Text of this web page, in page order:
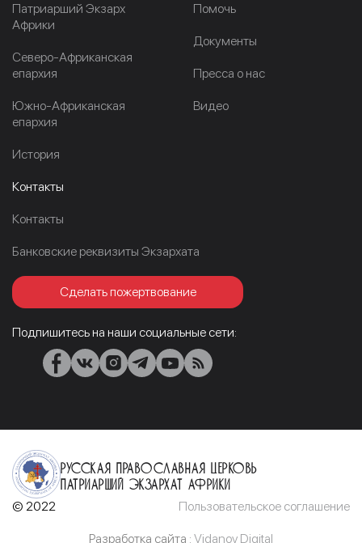
Патриарший Экзарх
Африки
Северо-Африканская
епархия
Южно-Африканская
епархия
История
Помочь
Документы
Пресса о нас
Видео
Контакты
Контакты
Банковские реквизиты Экзархата
Сделать пожертвование
Подпишитесь на наши социальные сети:
Русская Православная Церковь
Патриарший Экзархат Африки
© 2022 Пользовательское соглашение
Разработка сайта : Vidanov Digital